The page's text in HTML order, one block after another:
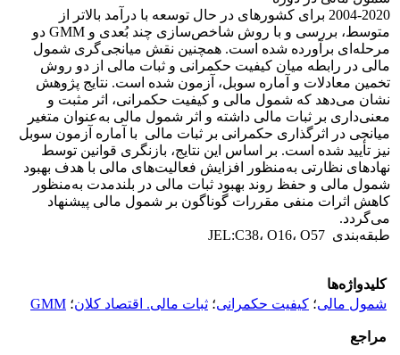
2004-2020 برای کشورهای در حال توسعه با درآمد بالاتر از
متوسط، بررسی و با روش شاخص‌سازی چند بُعدی و GMM دو
مرحله‌ای برآورده شده است. همچنین نقش میانجی‌گری شمول
مالی در رابطه میان کیفیت حکمرانی و ثبات مالی از دو روش
تخمین معادلات و آماره سوبل، آزمون شده است. نتایج پژوهش
نشان می‌دهد که شمول مالی و کیفیت حکمرانی، اثر مثبت و
معنی‌داری بر ثبات مالی داشته و اثر شمول مالی به‌عنوان متغیر
میانجی در اثرگذاری حکمرانی بر ثبات مالی با آماره آزمون سوبل
نیز تأیید شده است. بر اساس این نتایج، بازنگری قوانین توسط
نهادهای نظارتی به‌منظور افزایش فعالیت‌های مالی با هدف بهبود
شمول مالی و حفظ روند بهبود ثبات مالی در بلندمدت به‌منظور
کاهش اثرات منفی مقررات گوناگون بر شمول مالی پیشنهاد
می‌گردد.
طبقه‌بندی JEL:C38، O16، O57
کلیدواژه‌ها
شمول مالی؛ کیفیت حکمرانی؛ ثبات مالی. اقتصاد کلان؛ GMM
مراجع